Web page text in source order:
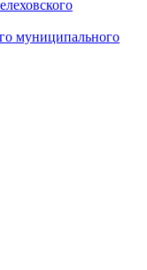
муниципального